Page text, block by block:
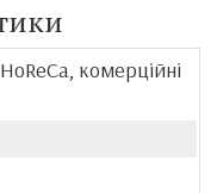
комерційні